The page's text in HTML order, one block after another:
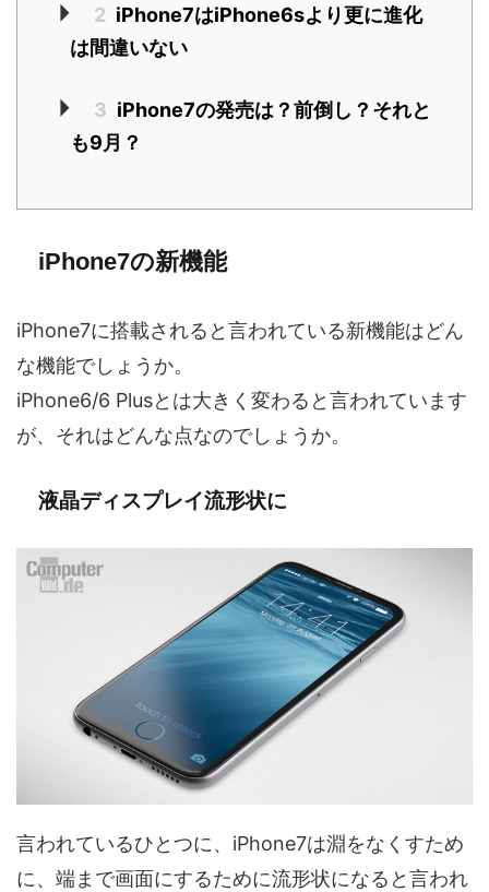
2 iPhone7はiPhone6sより更に進化
は間違いない
3 iPhone7の発売は？前倒し？それと
も9月？
iPhone7の新機能
iPhone7に搭載されると言われている新機能はどん
な機能でしょうか。
iPhone6/6 Plusとは大きく変わると言われています
が、それはどんな点なのでしょうか。
液晶ディスプレイ流形状に
言われているひとつに、iPhone7は淵をなくすため
に、端まで画面にするために流形状になると言われ